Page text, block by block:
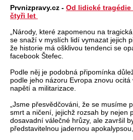
Prvnizpravy.cz - Od lidické
čtyři let
„Národy, které zapomenou na
se snaží v myslích lidí vymazat jejich
že historie má ošklivou tendenci se
facebook Štefec.
Podle něj je podobná připomínka
podle jeho názoru Evropa znovu
napětí a militarizace.
„Jsme přesvědčováni, že se musíme
smrt a ničení, jejichž rozsah by nejen
dosavadní válečné hrůzy, ale završil
představitelnou jadernou